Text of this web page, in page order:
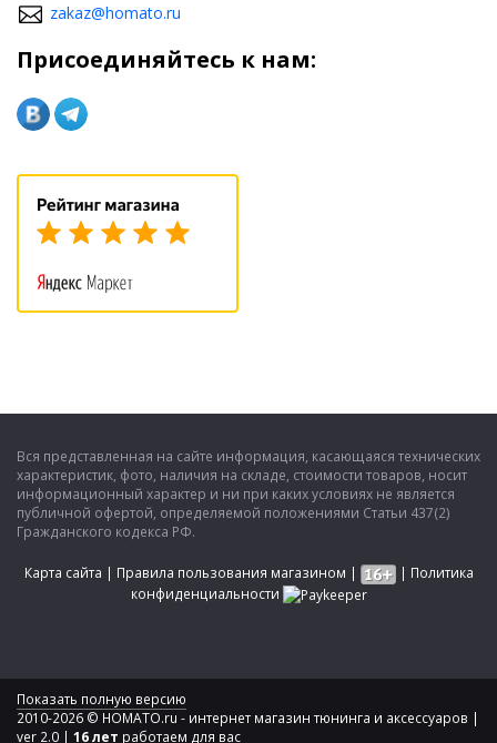
zakaz@homato.ru
Присоединяйтесь к нам:
Вся представленная на сайте информация, касающаяся технических
характеристик, фото, наличия на складе, стоимости товаров, носит
информационный характер и ни при каких условиях не является
публичной офертой, определяемой положениями Статьи 437(2)
Гражданского кодекса РФ.
Карта сайта | Правила пользования магазином | | Политика
конфиденциальности
Показать полную версию
2010-2026 © HOMATO.ru - интернет магазин тюнинга и аксессуаров |
ver 2.0 | 16 лет работаем для вас